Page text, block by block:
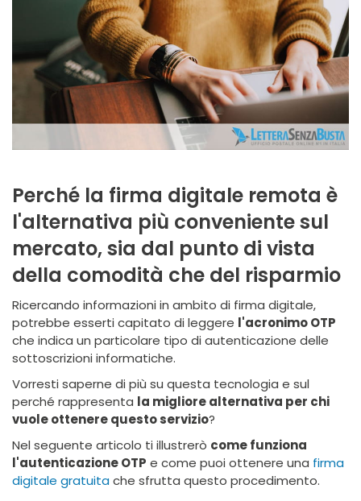
Perché la firma digitale remota è
l'alternativa più conveniente sul
mercato, sia dal punto di vista
della comodità che del risparmio
Ricercando informazioni in ambito di firma digitale,
potrebbe esserti capitato di leggere l'acronimo OTP
che indica un particolare tipo di autenticazione delle
sottoscrizioni informatiche.
Vorresti saperne di più su questa tecnologia e sul
perché rappresenta la migliore alternativa per chi
vuole ottenere questo servizio?
Nel seguente articolo ti illustrerò come funziona
l'autenticazione OTP e come puoi ottenere una firma
digitale gratuitache sfrutta questo procedimento.